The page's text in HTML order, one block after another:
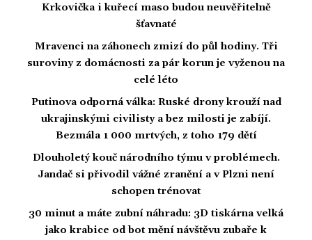
Krkovička i kuřecí maso budou neuvěřitelně
šťavnaté
Mravenci na záhonech zmizí do půl hodiny. Tři
suroviny z domácnosti za pár korun je vyženou na
celé léto
Putinova odporná válka: Ruské drony krouží nad
ukrajinskými civilisty a bez milosti je zabíjí.
Bezmála 1 000 mrtvých, z toho 179 dětí
Dlouholetý kouč národního týmu v problémech.
Jandač si přivodil vážné zranění a v Plzni není
schopen trénovat
30 minut a máte zubní náhradu: 3D tiskárna velká
jako krabice od bot mění návštěvu zubaře k